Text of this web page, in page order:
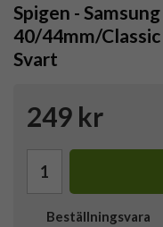
Spigen -
40/44mm/Classic
Svart
249 kr
Beställningsvara